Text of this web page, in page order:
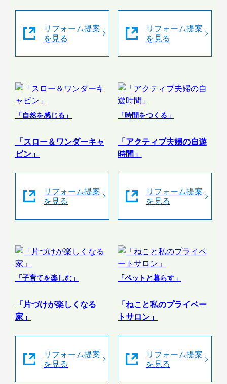
リフォーム提案
を見る
リフォーム提案
を見る
「自然を感じる」
「スロー＆ワンダーキャ
ビン」
リフォーム提案
を見る
「時間をつくる」
「アクティブ夫婦の自遊
時間」
リフォーム提案
を見る
「子育てを楽しむ」
「片づけが楽しくなる
家」
リフォーム提案
を見る
「ペットと暮らす」
「ねこと私のプライベー
トサロン」
リフォーム提案
を見る